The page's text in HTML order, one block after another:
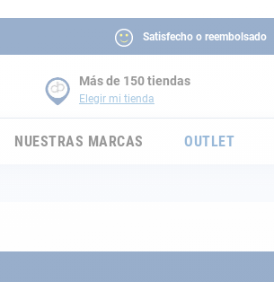
Satisfecho o reembolsado
Más de 150 tiendas
Elegir mi tienda
NUESTRAS MARCAS OUTLET